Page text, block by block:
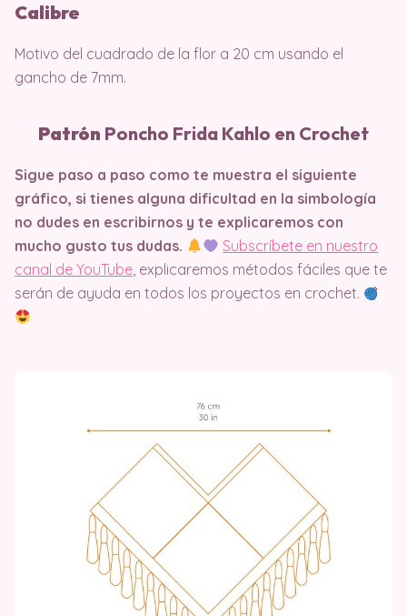
Calibre
Motivo del cuadrado de la flor a 20 cm usando el
gancho de 7mm.
Patrón Poncho Frida Kahlo en Crochet
Sigue paso a paso como te muestra el siguiente
gráfico, si tienes alguna dificultad en la simbología
no dudes en escribirnos y te explicaremos con
mucho gusto tus dudas.
Subscríbete en nuestro
canal de YouTube, explicaremos métodos fáciles que te
serán de ayuda en todos los proyectos en crochet.